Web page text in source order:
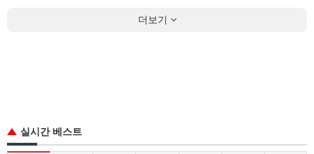
더보기
실시간 베스트